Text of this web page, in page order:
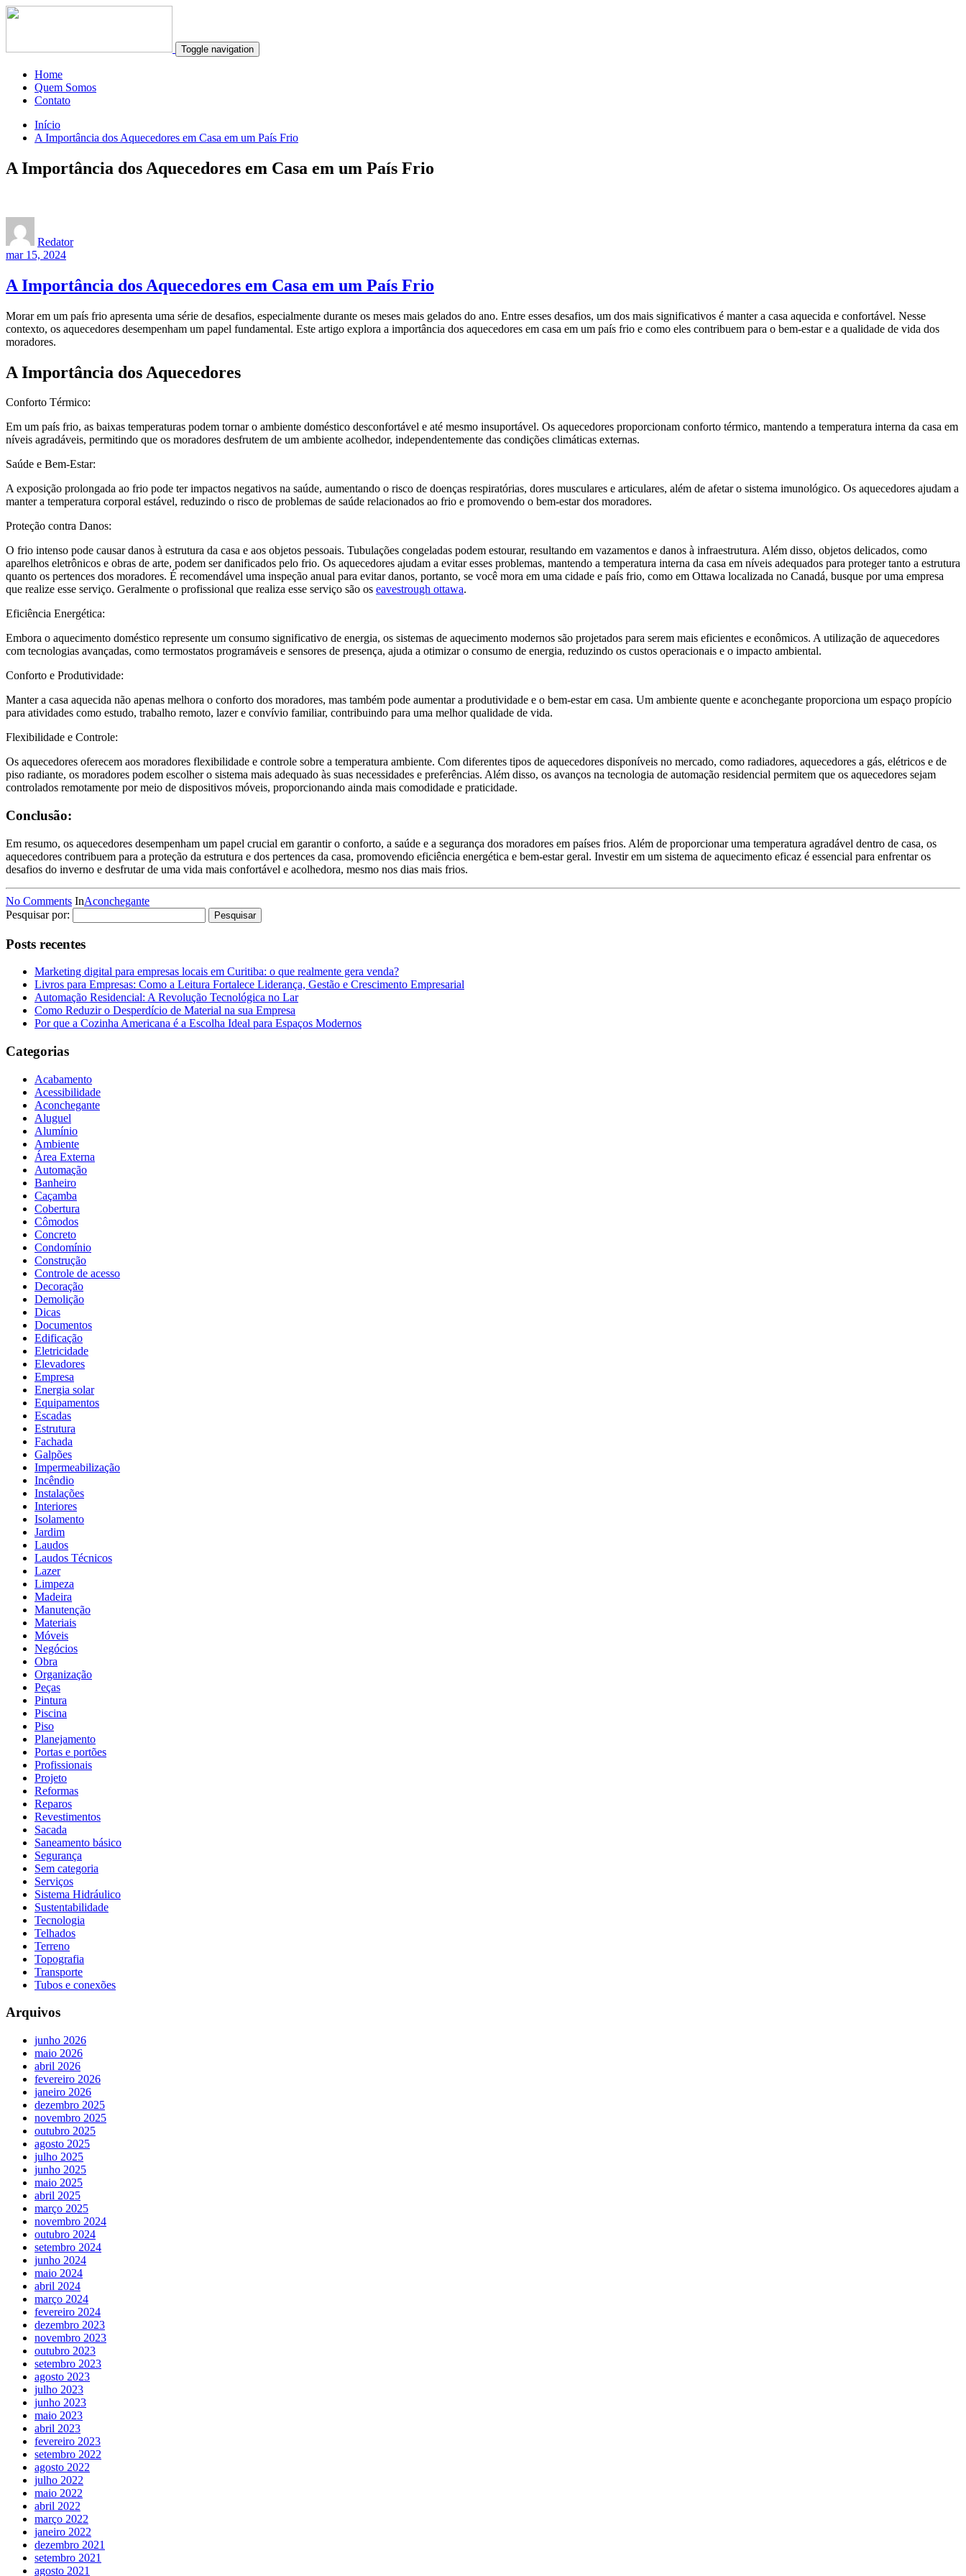
Toggle navigation
Home
Quem Somos
Contato
Início
A Importância dos Aquecedores em Casa em um País Frio
A Importância dos Aquecedores em Casa em um País Frio
Redator
mar 15, 2024
A Importância dos Aquecedores em Casa em um País Frio
Morar em um país frio apresenta uma série de desafios, especialmente durante os meses mais gelados do ano. Entre esses desafios, um dos mais significativos é manter a casa aquecida e confortável. Nesse
contexto, os aquecedores desempenham um papel fundamental. Este artigo explora a importância dos aquecedores em casa em um país frio e como eles contribuem para o bem-estar e a qualidade de vida dos
moradores.
A Importância dos Aquecedores
Conforto Térmico:
Em um país frio, as baixas temperaturas podem tornar o ambiente doméstico desconfortável e até mesmo insuportável. Os aquecedores proporcionam conforto térmico, mantendo a temperatura interna da casa em
níveis agradáveis, permitindo que os moradores desfrutem de um ambiente acolhedor, independentemente das condições climáticas externas.
Saúde e Bem-Estar:
A exposição prolongada ao frio pode ter impactos negativos na saúde, aumentando o risco de doenças respiratórias, dores musculares e articulares, além de afetar o sistema imunológico. Os aquecedores ajudam a
manter a temperatura corporal estável, reduzindo o risco de problemas de saúde relacionados ao frio e promovendo o bem-estar dos moradores.
Proteção contra Danos:
O frio intenso pode causar danos à estrutura da casa e aos objetos pessoais. Tubulações congeladas podem estourar, resultando em vazamentos e danos à infraestrutura. Além disso, objetos delicados, como
aparelhos eletrônicos e obras de arte, podem ser danificados pelo frio. Os aquecedores ajudam a evitar esses problemas, mantendo a temperatura interna da casa em níveis adequados para proteger tanto a estrutura
quanto os pertences dos moradores. É recomendável uma inspeção anual para evitar danos, portanto, se você mora em uma cidade e país frio, como em Ottawa localizada no Canadá, busque por uma empresa
que realize esse serviço. Geralmente o profissional que realiza esse serviço são os eavestrough ottawa.
Eficiência Energética:
Embora o aquecimento doméstico represente um consumo significativo de energia, os sistemas de aquecimento modernos são projetados para serem mais eficientes e econômicos. A utilização de aquecedores
com tecnologias avançadas, como termostatos programáveis e sensores de presença, ajuda a otimizar o consumo de energia, reduzindo os custos operacionais e o impacto ambiental.
Conforto e Produtividade:
Manter a casa aquecida não apenas melhora o conforto dos moradores, mas também pode aumentar a produtividade e o bem-estar em casa. Um ambiente quente e aconchegante proporciona um espaço propício
para atividades como estudo, trabalho remoto, lazer e convívio familiar, contribuindo para uma melhor qualidade de vida.
Flexibilidade e Controle:
Os aquecedores oferecem aos moradores flexibilidade e controle sobre a temperatura ambiente. Com diferentes tipos de aquecedores disponíveis no mercado, como radiadores, aquecedores a gás, elétricos e de
piso radiante, os moradores podem escolher o sistema mais adequado às suas necessidades e preferências. Além disso, os avanços na tecnologia de automação residencial permitem que os aquecedores sejam
controlados remotamente por meio de dispositivos móveis, proporcionando ainda mais comodidade e praticidade.
Conclusão:
Em resumo, os aquecedores desempenham um papel crucial em garantir o conforto, a saúde e a segurança dos moradores em países frios. Além de proporcionar uma temperatura agradável dentro de casa, os
aquecedores contribuem para a proteção da estrutura e dos pertences da casa, promovendo eficiência energética e bem-estar geral. Investir em um sistema de aquecimento eficaz é essencial para enfrentar os
desafios do inverno e desfrutar de uma vida mais confortável e acolhedora, mesmo nos dias mais frios.
No Comments InAconchegante
Pesquisar por:
Posts recentes
Marketing digital para empresas locais em Curitiba: o que realmente gera venda?
Livros para Empresas: Como a Leitura Fortalece Liderança, Gestão e Crescimento Empresarial
Automação Residencial: A Revolução Tecnológica no Lar
Como Reduzir o Desperdício de Material na sua Empresa
Por que a Cozinha Americana é a Escolha Ideal para Espaços Modernos
Categorias
Acabamento
Acessibilidade
Aconchegante
Aluguel
Alumínio
Ambiente
Área Externa
Automação
Banheiro
Caçamba
Cobertura
Cômodos
Concreto
Condomínio
Construção
Controle de acesso
Decoração
Demolição
Dicas
Documentos
Edificação
Eletricidade
Elevadores
Empresa
Energia solar
Equipamentos
Escadas
Estrutura
Fachada
Galpões
Impermeabilização
Incêndio
Instalações
Interiores
Isolamento
Jardim
Laudos
Laudos Técnicos
Lazer
Limpeza
Madeira
Manutenção
Materiais
Móveis
Negócios
Obra
Organização
Peças
Pintura
Piscina
Piso
Planejamento
Portas e portões
Profissionais
Projeto
Reformas
Reparos
Revestimentos
Sacada
Saneamento básico
Segurança
Sem categoria
Serviços
Sistema Hidráulico
Sustentabilidade
Tecnologia
Telhados
Terreno
Topografia
Transporte
Tubos e conexões
Arquivos
junho 2026
maio 2026
abril 2026
fevereiro 2026
janeiro 2026
dezembro 2025
novembro 2025
outubro 2025
agosto 2025
julho 2025
junho 2025
maio 2025
abril 2025
março 2025
novembro 2024
outubro 2024
setembro 2024
junho 2024
maio 2024
abril 2024
março 2024
fevereiro 2024
dezembro 2023
novembro 2023
outubro 2023
setembro 2023
agosto 2023
julho 2023
junho 2023
maio 2023
abril 2023
fevereiro 2023
setembro 2022
agosto 2022
julho 2022
maio 2022
abril 2022
março 2022
janeiro 2022
dezembro 2021
setembro 2021
agosto 2021